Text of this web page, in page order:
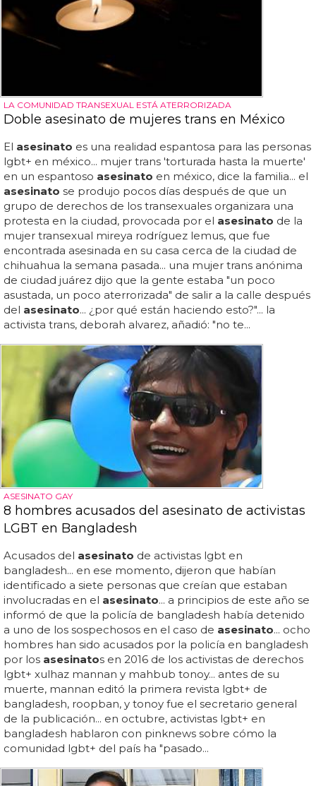
LA COMUNIDAD TRANSEXUAL ESTÁ ATERRORIZADA
Doble asesinato de mujeres trans en México
El asesinato es una realidad espantosa para las personas
lgbt+ en méxico... mujer trans 'torturada hasta la muerte'
en un espantoso asesinato en méxico, dice la familia... el
asesinato se produjo pocos días después de que un
grupo de derechos de los transexuales organizara una
protesta en la ciudad, provocada por el asesinato de la
mujer transexual mireya rodríguez lemus, que fue
encontrada asesinada en su casa cerca de la ciudad de
chihuahua la semana pasada... una mujer trans anónima
de ciudad juárez dijo que la gente estaba "un poco
asustada, un poco aterrorizada" de salir a la calle después
del asesinato... ¿por qué están haciendo esto?"... la
activista trans, deborah alvarez, añadió: "no te...
ASESINATO GAY
8 hombres acusados del asesinato de activistas
LGBT en Bangladesh
Acusados del asesinato de activistas lgbt en
bangladesh... en ese momento, dijeron que habían
identificado a siete personas que creían que estaban
involucradas en el asesinato... a principios de este año se
informó de que la policía de bangladesh había detenido
a uno de los sospechosos en el caso de asesinato... ocho
hombres han sido acusados por la policía en bangladesh
por los asesinatos en 2016 de los activistas de derechos
lgbt+ xulhaz mannan y mahbub tonoy... antes de su
muerte, mannan editó la primera revista lgbt+ de
bangladesh, roopban, y tonoy fue el secretario general
de la publicación... en octubre, activistas lgbt+ en
bangladesh hablaron con pinknews sobre cómo la
comunidad lgbt+ del país ha "pasado...